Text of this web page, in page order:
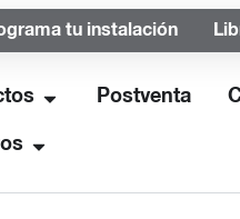
tu instalación
Postventa